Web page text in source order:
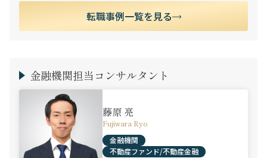
転職事例一覧を見る
金融機関担当コンサルタント
藤原 亮
Fujiwara Ryo
金融機関
不動産ファンド/不動産金融